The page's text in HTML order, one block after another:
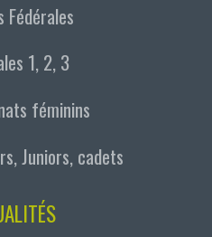
Fédérales
1, 2, 3
féminins
Juniors, cadets